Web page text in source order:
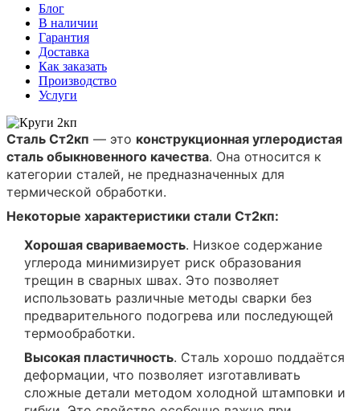
Блог
В наличии
Гарантия
Доставка
Как заказать
Производство
Услуги
Сталь Ст2кп — это конструкционная углеродистая
сталь обыкновенного качества. Она относится к
категории сталей, не предназначенных для
термической обработки.
Некоторые характеристики стали Ст2кп:
Хорошая свариваемость. Низкое содержание
углерода минимизирует риск образования
трещин в сварных швах. Это позволяет
использовать различные методы сварки без
предварительного подогрева или последующей
термообработки.
Высокая пластичность. Сталь хорошо поддаётся
деформации, что позволяет изготавливать
сложные детали методом холодной штамповки и